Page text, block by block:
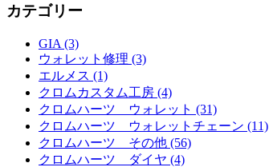
カテゴリー
GIA (3)
ウォレット修理 (3)
エルメス (1)
クロムカスタム工房 (4)
クロムハーツ ウォレット (31)
クロムハーツ ウォレットチェーン (11)
クロムハーツ その他 (56)
クロムハーツ ダイヤ (4)